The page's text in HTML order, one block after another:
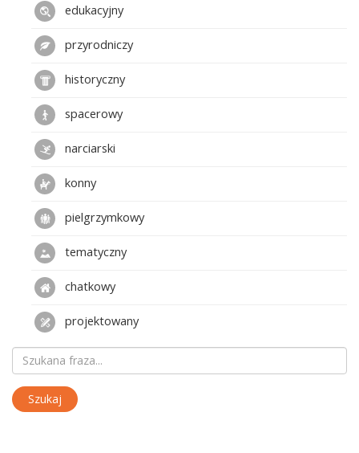
edukacyjny
przyrodniczy
historyczny
spacerowy
narciarski
konny
pielgrzymkowy
tematyczny
chatkowy
projektowany